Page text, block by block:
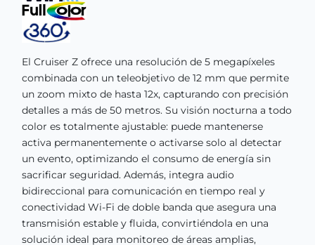
El Cruiser Z ofrece una resolución de 5 megapíxeles
combinada con un teleobjetivo de 12 mm que permite
un zoom mixto de hasta 12x, capturando con precisión
detalles a más de 50 metros. Su visión nocturna a todo
color es totalmente ajustable: puede mantenerse
activa permanentemente o activarse solo al detectar
un evento, optimizando el consumo de energía sin
sacrificar seguridad. Además, integra audio
bidireccional para comunicación en tiempo real y
conectividad Wi-Fi de doble banda que asegura una
transmisión estable y fluida, convirtiéndola en una
solución ideal para monitoreo de áreas amplias,